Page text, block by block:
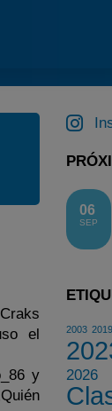
el
y
06
SEP
2003 2019
2026